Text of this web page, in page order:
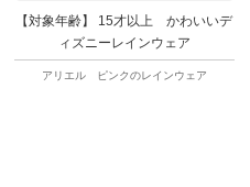
【対象年齢】 15才以上 かわいいデ
ィズニーレインウェア
アリエル ピンクのレインウェア